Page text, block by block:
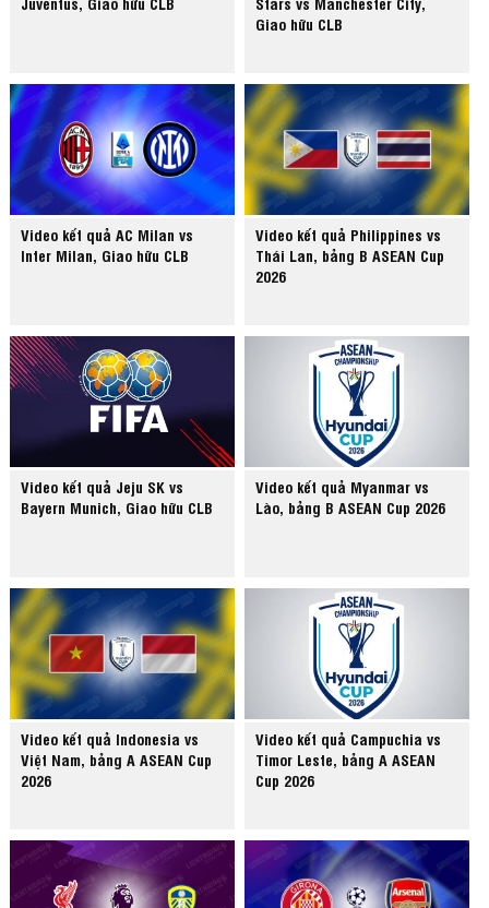
Giao hữu CLB
Video kết quả AC Milan vs
Inter Milan, Giao hữu CLB
Video kết quả Philippines vs
Thái Lan, bảng B ASEAN Cup
2026
Video kết quả Jeju SK vs
Bayern Munich, Giao hữu CLB
Video kết quả Myanmar vs
Lào, bảng B ASEAN Cup 2026
Video kết quả Indonesia vs
Việt Nam, bảng A ASEAN Cup
2026
Video kết quả Campuchia vs
Timor Leste, bảng A ASEAN
Cup 2026